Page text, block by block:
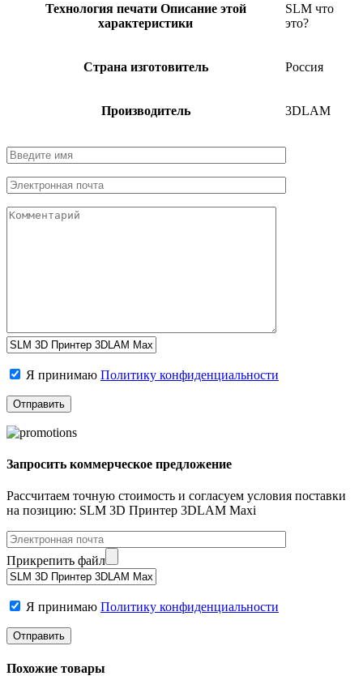
Технология печати Описание этой
характеристики
SLM что
это?
Страна изготовитель Россия
Производитель 3DLAM
Я принимаю Политику конфиденциальности
Запросить коммерческое предложение
Рассчитаем точную стоимость и согласуем условия поставки
на позицию: SLM 3D Принтер 3DLAM Maxi
Прикрепить файл
Я принимаю Политику конфиденциальности
Похожие товары